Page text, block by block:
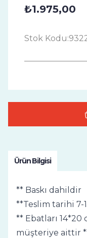
₺1.975,00
Stok Kodu:
Ürün Bilgisi
** Baskı dahildir
**Teslim tarihi 7-
** Ebatları
müşteriye aittir